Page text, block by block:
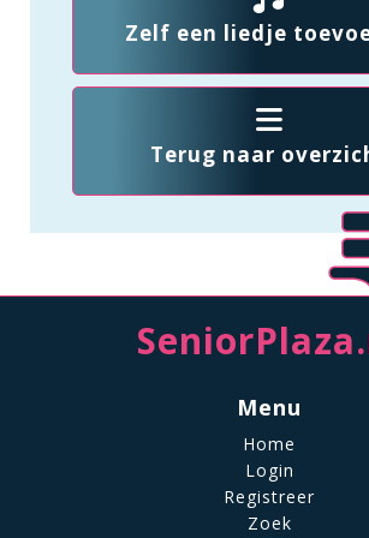
Zelf een liedje
Terug naar
Menu
Home
Login
Registreer
Zoek